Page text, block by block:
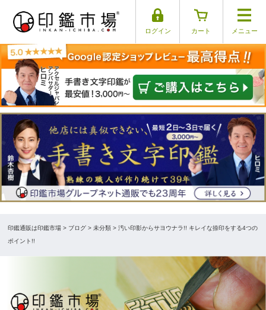
ログイン カート メニュー
印鑑通販は印鑑市場 > ブログ > 未分類 > 汚い印影からサヨウナラ!! キレイな捺印をする4つの
ポイント!!